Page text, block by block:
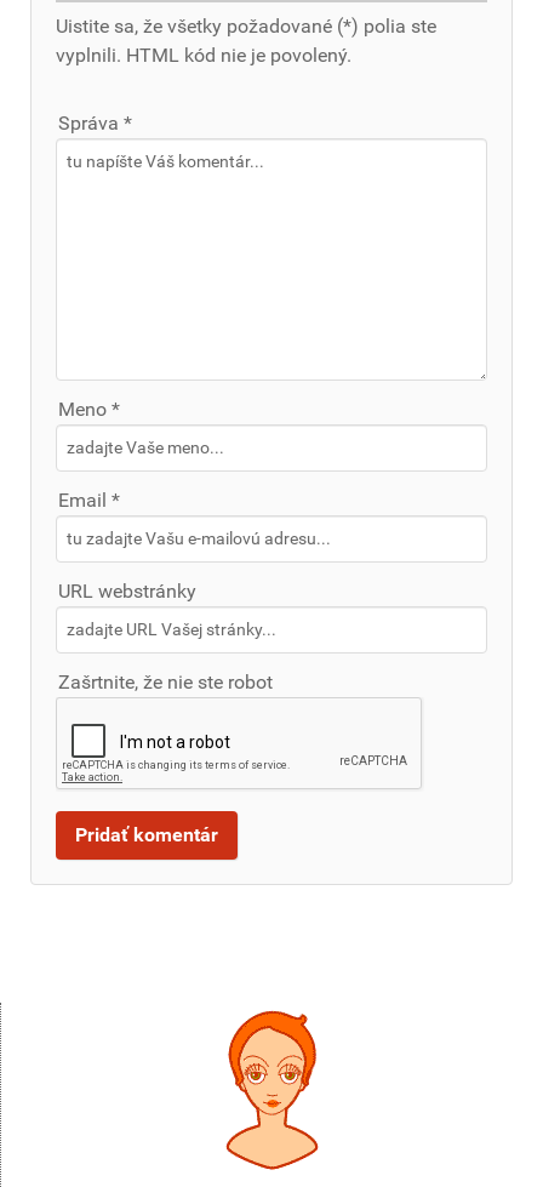
Uistite sa, že všetky požadované (*) polia ste
vyplnili. HTML kód nie je povolený.
Správa *
Meno *
Email *
URL webstránky
Zašrtnite, že nie ste robot